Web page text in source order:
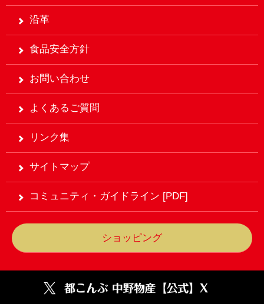
沿革
食品安全方針
お問い合わせ
よくあるご質問
リンク集
サイトマップ
コミュニティ・ガイドライン [PDF]
ショッピング